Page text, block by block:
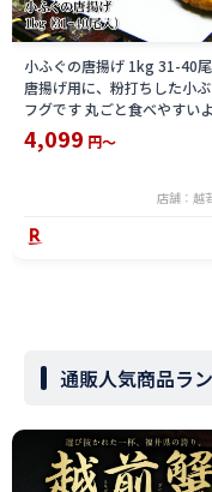
小ふぐの唐揚げ 1kg 31-40
唐揚げ用に、粉打ちした小
フグです 丸ごと食べやすい
仕立てた商品 冷凍
4,099 円～
店舗：越
通販人気商品ラ